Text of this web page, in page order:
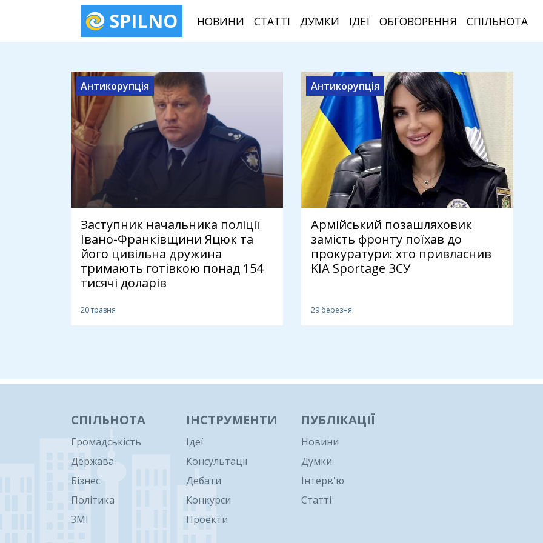
SPILNO НОВИНИ СТАТТІ ДУМКИ ІДЕЇ ОБГОВОРЕННЯ СПІЛЬНОТА
Антикорупція
Заступник начальника поліції
Івано-Франківщини Яцюк та
його цивільна дружина
тримають готівкою понад 154
тисячі доларів
20 травня
Антикорупція
Армійський позашляховик
замість фронту поїхав до
прокуратури: хто привласнив
KIA Sportage ЗСУ
29 березня
СПІЛЬНОТА
Громадськість
Держава
Бізнес
Політика
ЗМІ
ІНСТРУМЕНТИ
Ідеї
Консультації
Дебати
Конкурси
Проекти
ПУБЛІКАЦІЇ
Новини
Думки
Інтерв'ю
Статті